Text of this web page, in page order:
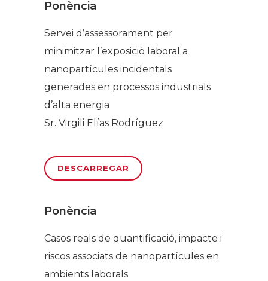
Ponència
Servei d’assessorament per
minimitzar l’exposició laboral a
nanopartícules incidentals
generades en processos industrials
d’alta energia
Sr. Virgili Elías Rodríguez
DESCARREGAR
Ponència
Casos reals de quantificació, impacte i
riscos associats de nanopartícules en
ambients laborals